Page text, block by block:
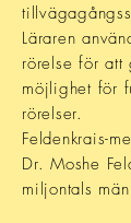
Läraren
rörelse för att
möjlighet för
rörelser.
Feldenkrais-
Dr. Moshe
miljontals